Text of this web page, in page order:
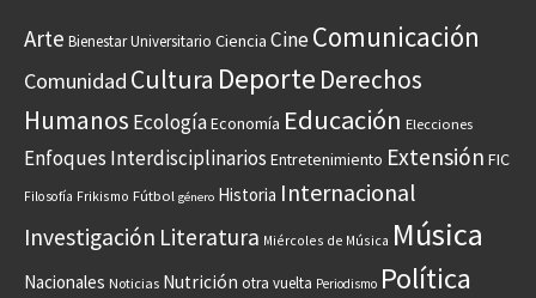
Arte Bienestar Universitario Ciencia CineComunicación
Comunidad Cultura Deporte Derechos
Humanos EcologíaEconomía Educación Elecciones
Enfoques Interdisciplinarios Entretenimiento Extensión FIC
Filosofía Frikismo Fútbol género Historia Internacional
Investigación Literatura Miércoles de Música Música
Nacionales Noticias Nutrición otra vuelta Periodismo Política